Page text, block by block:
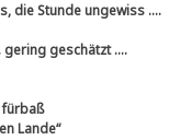
die Stunde ungewiss ....
geschätzt ....
Lande“